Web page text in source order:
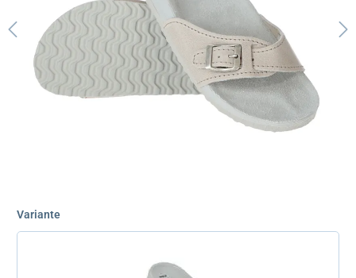
Variante